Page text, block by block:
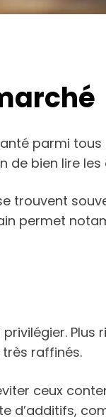
parmi
de bien lire
trouvent
permet
Plus
raffinés.
ceux
d’additifs,